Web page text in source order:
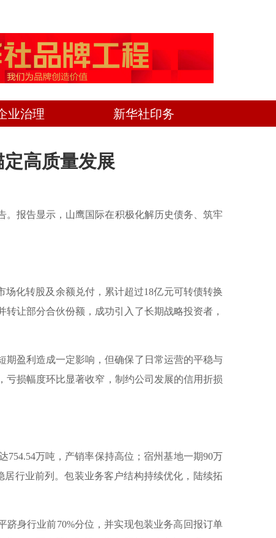
业治理 新华社印务
高质量发展
报告显示，山鹰国际在积极化解历史债务、筑牢
化转股及余额兑付，累计超过18亿元可转债转换
让部分合伙份额，成功引入了长期战略投资者，
盈利造成一定影响，但确保了日常运营的平稳与
亏损幅度环比显著收窄，制约公司发展的信用折损
万吨，产销率保持高位；宿州基地一期90万
行业前列。包装业务客户结构持续优化，陆续拓
身行业前70%分位，并实现包装业务高回报订单